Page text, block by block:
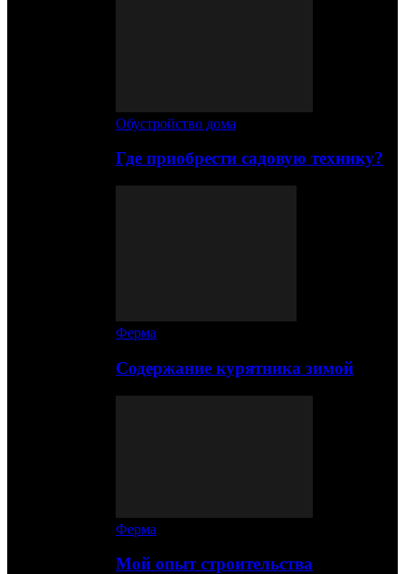
Обустройство дома
Где приобрести садовую технику?
Ферма
Содержание курятника зимой
Ферма
Мой опыт строительства